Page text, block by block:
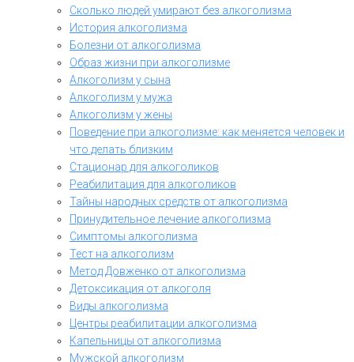
Сколько людей умирают без алкоголизма
История алкоголизма
Болезни от алкоголизма
Образ жизни при алкоголизме
Алкоголизм у сына
Алкоголизм у мужа
Алкоголизм у жены
Поведение при алкоголизме: как меняется человек и
что делать близким
Стационар для алкоголиков
Реабилитация для алкоголиков
Тайны народных средств от алкоголизма
Принудительное лечение алкоголизма
Симптомы алкоголизма
Тест на алкоголизм
Метод Довженко от алкоголизма
Детоксикация от алкоголя
Виды алкоголизма
Центры реабилитации алкоголизма
Капельницы от алкоголизма
Мужской алкоголизм